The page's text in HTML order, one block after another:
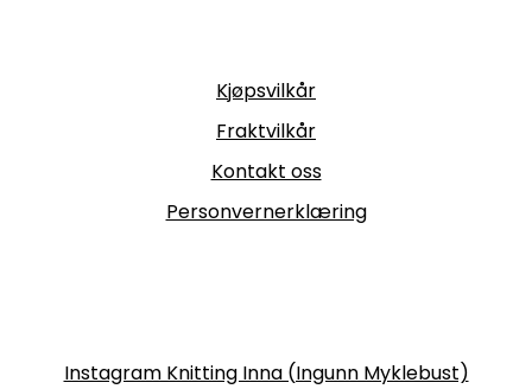
Kjøpsvilkår
Fraktvilkår
Kontakt oss
Personvernerklæring
Instagram Knitting Inna (Ingunn Myklebust)